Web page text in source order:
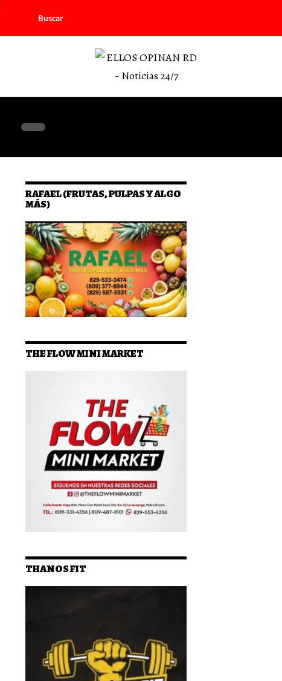
Buscar
RAFAEL (FRUTAS, PULPAS Y ALGO
MÁS)
THE FLOW MINI MARKET
THANOS FIT